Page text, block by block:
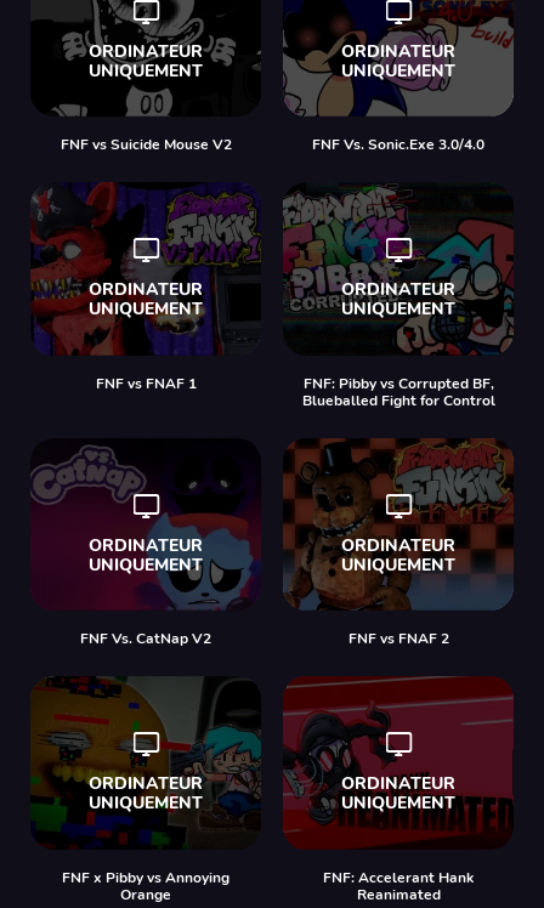
FNF vs Suicide Mouse V2 FNF Vs. Sonic.Exe 3.0/4.0
FNF vs FNAF 1
FNF: Pibby vs Corrupted BF,
Blueballed Fight for Control
FNF Vs. CatNap V2 FNF vs FNAF 2
FNF x Pibby vs Annoying
Orange
FNF: Accelerant Hank
Reanimated